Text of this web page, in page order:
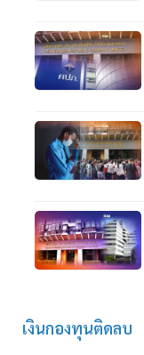
เงินกองทุนติดลบ